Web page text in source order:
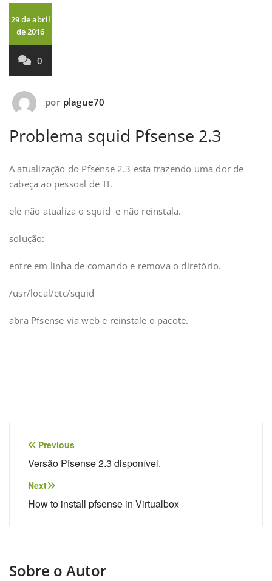
29 de abril
de 2016
0
por plague70
Problema squid Pfsense 2.3
A atualização do Pfsense 2.3 esta trazendo uma dor de
cabeça ao pessoal de TI.
ele não atualiza o squid e não reinstala.
solução:
entre em linha de comando e remova o diretório.
/usr/local/etc/squid
abra Pfsense via web e reinstale o pacote.
Navegação
de
Post
Previous
Versão Pfsense 2.3 disponível.
Next
How to install pfsense in Virtualbox
Sobre o Autor